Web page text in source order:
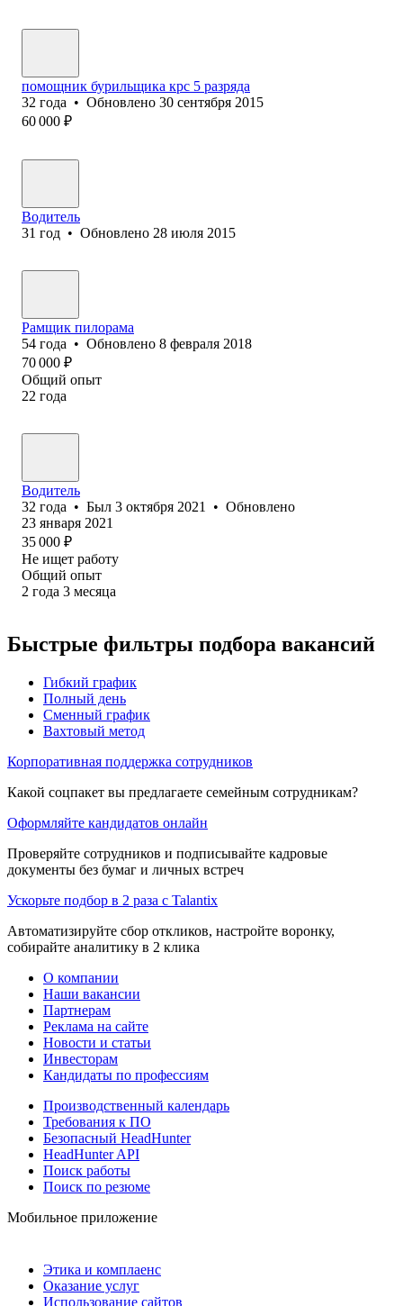
помощник бурильщика крс 5 разряда
32 года • Обновлено 30 сентября 2015
60 000 ₽
Водитель
31 год • Обновлено 28 июля 2015
Рамщик пилорама
54 года • Обновлено 8 февраля 2018
70 000 ₽
Общий опыт
22 года
Водитель
32 года • Был 3 октября 2021 • Обновлено
23 января 2021
35 000 ₽
Не ищет работу
Общий опыт
2 года 3 месяца
Быстрые фильтры подбора вакансий
Гибкий график
Полный день
Сменный график
Вахтовый метод
Корпоративная поддержка сотрудников
Какой соцпакет вы предлагаете семейным сотрудникам?
Оформляйте кандидатов онлайн
Проверяйте сотрудников и подписывайте кадровые
документы без бумаг и личных встреч
Ускорьте подбор в 2 раза с Talantix
Автоматизируйте сбор откликов, настройте воронку,
собирайте аналитику в 2 клика
О компании
Наши вакансии
Партнерам
Реклама на сайте
Новости и статьи
Инвесторам
Кандидаты по профессиям
Производственный календарь
Требования к ПО
Безопасный HeadHunter
HeadHunter API
Поиск работы
Поиск по резюме
Мобильное приложение
Этика и комплаенс
Оказание услуг
Использование сайтов